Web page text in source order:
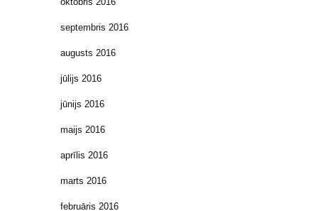
septembris 2016
augusts 2016
jūlijs 2016
jūnijs 2016
maijs 2016
aprīlis 2016
marts 2016
februāris 2016